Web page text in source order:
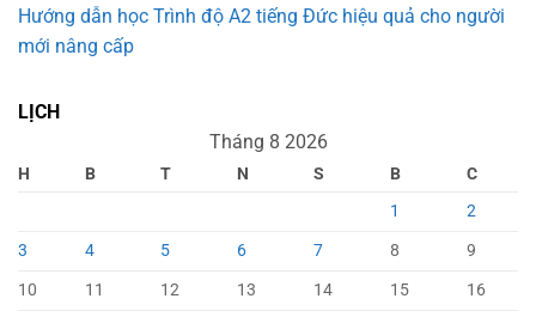
Hướng dẫn học Trình độ A2 tiếng Đức hiệu quả cho người
mới nâng cấp
LỊCH
Tháng 8 2026
H B T N S B
C
1
2
3
4 5 6 7 8
9
10
11 12 13 14 15
16